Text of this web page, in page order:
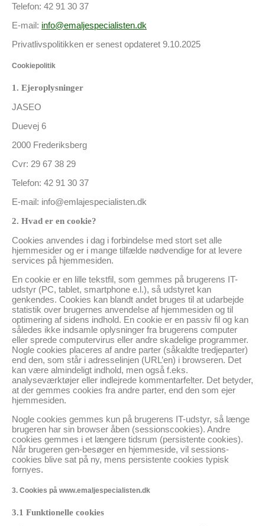
Telefon: 42 91 30 37
E-mail: info@emaljespecialisten.dk
Privatlivspolitikken er senest opdateret 9.10.2025
Cookiepolitik
1. Ejeroplysninger
JASEO
Duevej 6
2000 Frederiksberg
Cvr: 29 67 38 29
Telefon: 42 91 30 37
E-mail: info@emlajespecialisten.dk
2. Hvad er en cookie?
Cookies anvendes i dag i forbindelse med stort set alle
hjemmesider og er i mange tilfælde nødvendige for at levere
services på hjemmesiden.
En cookie er en lille tekstfil, som gemmes på brugerens IT-
udstyr (PC, tablet, smartphone e.l.), så udstyret kan
genkendes. Cookies kan blandt andet bruges til at udarbejde
statistik over brugernes anvendelse af hjemmesiden og til
optimering af sidens indhold. En cookie er en passiv fil og kan
således ikke indsamle oplysninger fra brugerens computer
eller sprede computervirus eller andre skadelige programmer.
Nogle cookies placeres af andre parter (såkaldte tredjeparter)
end den, som står i adresselinjen (URL’en) i browseren. Det
kan være almindeligt indhold, men også f.eks.
analyseværktøjer eller indlejrede kommentarfelter. Det betyder,
at der gemmes cookies fra andre parter, end den som ejer
hjemmesiden.
Nogle cookies gemmes kun på brugerens IT-udstyr, så længe
brugeren har sin browser åben (sessionscookies). Andre
cookies gemmes i et længere tidsrum (persistente cookies).
Når brugeren gen-besøger en hjemmeside, vil sessions-
cookies blive sat på ny, mens persistente cookies typisk
fornyes.
3. Cookies på www.emaljespecialisten.dk
3.1 Funktionelle cookies